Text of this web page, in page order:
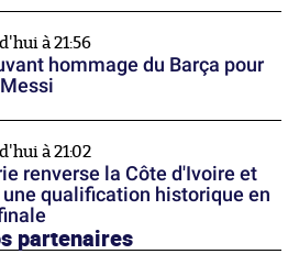
à 21:56
hommage du Barça pour
à 21:02
renverse la Côte d'Ivoire et
qualification historique en
partenaires